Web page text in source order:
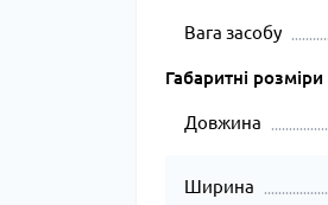
Вага засобу
Габаритні розміри
Довжина
Ширина